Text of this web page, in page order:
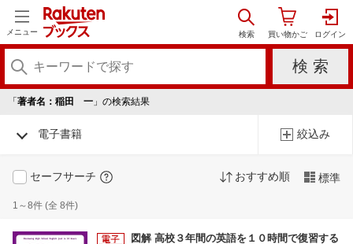
メニュー
「 著者名：稲田 一 」の検索結果
電子書籍 絞込み
セーフサーチ おすすめ順 標準
1～8件 (全 8件)
図解 高校３年間の英語を１０時間で復習する